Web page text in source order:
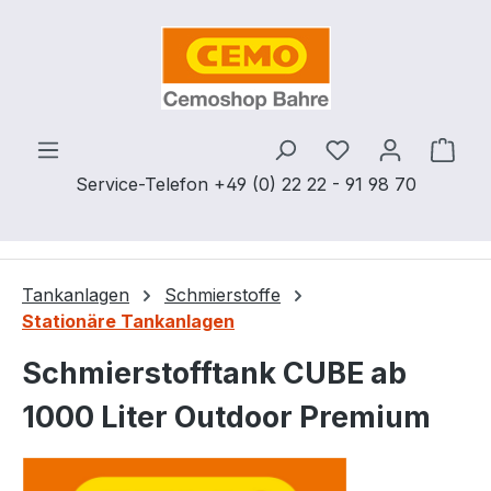
Zum Hauptinhalt springen
Service-Telefon +49 (0) 22 22 - 91 98 70
Du hast 0
Tankanlagen
Schmierstoffe
Stationäre Tankanlagen
Schmierstofftank CUBE ab
1000 Liter Outdoor Premium